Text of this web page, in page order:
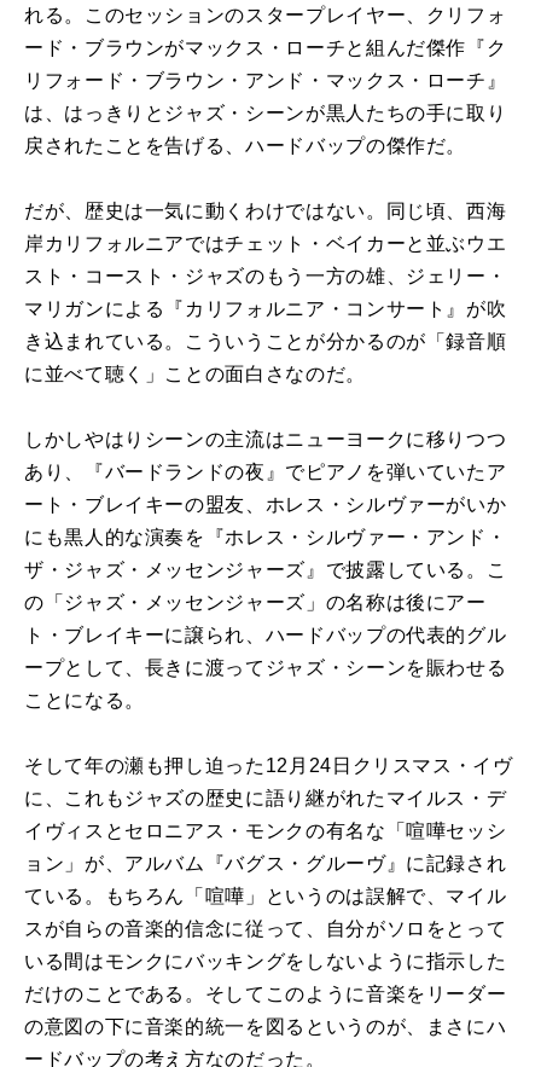
れる。このセッションのスタープレイヤー、クリフォ
ード・ブラウンがマックス・ローチと組んだ傑作『ク
リフォード・ブラウン・アンド・マックス・ローチ』
は、はっきりとジャズ・シーンが黒人たちの手に取り
戻されたことを告げる、ハードバップの傑作だ。
だが、歴史は一気に動くわけではない。同じ頃、西海
岸カリフォルニアではチェット・ベイカーと並ぶウエ
スト・コースト・ジャズのもう一方の雄、ジェリー・
マリガンによる『カリフォルニア・コンサート』が吹
き込まれている。こういうことが分かるのが「録音順
に並べて聴く」ことの面白さなのだ。
しかしやはりシーンの主流はニューヨークに移りつつ
あり、『バードランドの夜』でピアノを弾いていたア
ート・ブレイキーの盟友、ホレス・シルヴァーがいか
にも黒人的な演奏を『ホレス・シルヴァー・アンド・
ザ・ジャズ・メッセンジャーズ』で披露している。こ
の「ジャズ・メッセンジャーズ」の名称は後にアー
ト・ブレイキーに譲られ、ハードバップの代表的グル
ープとして、長きに渡ってジャズ・シーンを賑わせる
ことになる。
そして年の瀬も押し迫った12月24日クリスマス・イヴ
に、これもジャズの歴史に語り継がれたマイルス・デ
イヴィスとセロニアス・モンクの有名な「喧嘩セッシ
ョン」が、アルバム『バグス・グルーヴ』に記録され
ている。もちろん「喧嘩」というのは誤解で、マイル
スが自らの音楽的信念に従って、自分がソロをとって
いる間はモンクにバッキングをしないように指示した
だけのことである。そしてこのように音楽をリーダー
の意図の下に音楽的統一を図るというのが、まさにハ
ードバップの考え方なのだった。